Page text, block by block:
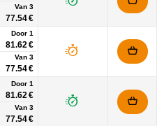
Van 3
77.54 €
Door 1
81.62 €
Van 3
77.54 €
Door 1
81.62 €
Van 3
77.54 €